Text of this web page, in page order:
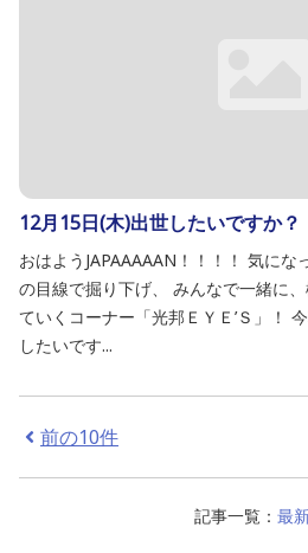
12月15日(木)出世したいですか？
おはようJAPAAAAAN！！！！ 気に
の目線で掘り下げ、 みんなで一緒に
ていくコーナー「光邦ＥＹＥ’Ｓ」！
したいです...
前の10件
記事一覧： 最